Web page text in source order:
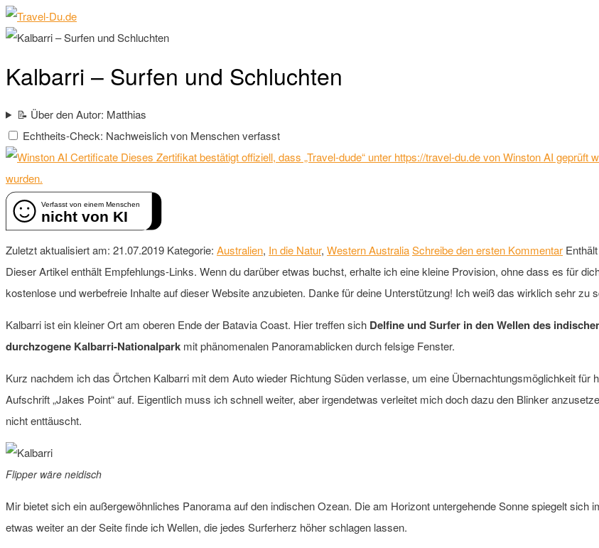
Kalbarri – Surfen und Schluchten
📝 Über den Autor: Matthias
Echtheits-Check: Nachweislich von Menschen verfasst
Dieses Zertifikat bestätigt offiziell, dass „Travel-dude“ unter https://travel-du.de von Winston AI
wurden.
Verfasst von einem Menschen
nicht von KI
Zuletzt aktualisiert am: 21.07.2019 Kategorie: Australien, In die Natur, Western AustraliaSchreibe den ersten Kommentar Enthält
Dieser Artikel enthält Empfehlungs-Links. Wenn du darüber etwas buchst, erhalte ich eine kleine Provision, ohne dass es für
kostenlose und werbefreie Inhalte auf dieser Website anzubieten. Danke für deine Unterstützung! Ich weiß das wirklich sehr zu
Kalbarri ist ein kleiner Ort am oberen Ende der Batavia Coast. Hier treffen sich Delfine und Surfer in den Wellen des
durchzogene Kalbarri-Nationalpark mit phänomenalen Panoramablicken durch felsige Fenster.
Kurz nachdem ich das Örtchen Kalbarri mit dem Auto wieder Richtung Süden verlasse, um eine Übernachtungsmöglichkeit
Aufschrift „Jakes Point“ auf. Eigentlich muss ich schnell weiter, aber irgendetwas verleitet mich doch dazu den Blinker
nicht enttäuscht.
Flipper wäre neidisch
Mir bietet sich ein außergewöhnliches Panorama auf den indischen Ozean. Die am Horizont untergehende Sonne spiegelt
etwas weiter an der Seite finde ich Wellen, die jedes Surferherz höher schlagen lassen.